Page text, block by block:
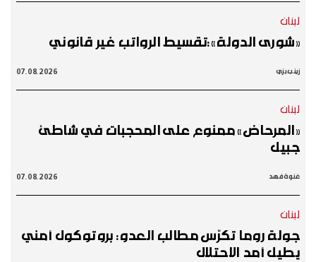
لبنان
«شورى الدولة»:تقسيط الرواتب غير قانوني
زينب بزي 07.08.2026
لبنان
«المرحاض» ممنوع على المحجبات في شاطئ
جبيل
غنوة فهد 07.08.2026
لبنان
جولة روما تكرّس مطالب العدو: بروتوكول أمني
يطيل أمد الاحتلال